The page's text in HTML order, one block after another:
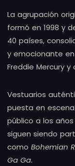
La agrupación
formó en 1998 y
40 países,
y emocionante
Freddie Mercury y
Vestuarios
puesta en
público a los
siguen siendo
como Bohemian
Ga Ga.